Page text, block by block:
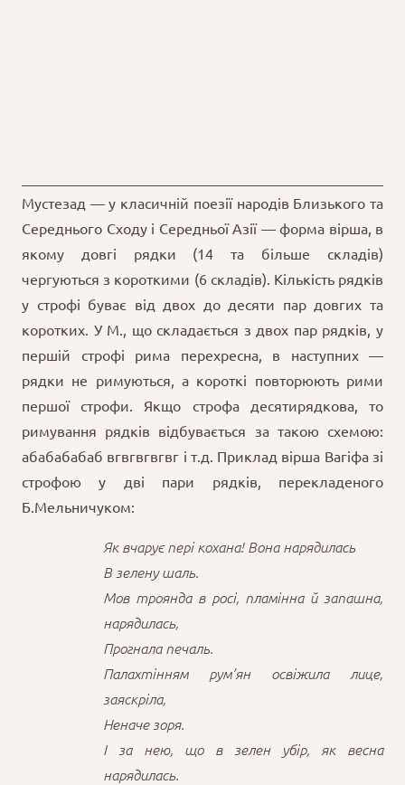
Мустезад — у класичній поезії народів Близького та
Середнього Сходу і Середньої Азії — форма вірша, в
якому довгі рядки (14 та більше складів)
чергуються з короткими (6 складів). Кількість рядків
у строфі буває від двох до десяти пар довгих та
коротких. У М., що складається з двох пар рядків, у
першій строфі рима перехресна, в наступних —
рядки не римуються, а короткі повторюють рими
першої строфи. Якщо строфа десятирядкова, то
римування рядків відбувається за такою схемою:
абабабабаб вгвгвгвгвг і т.д. Приклад вірша Вагіфа зі
строфою у дві пари рядків, перекладеного
Б.Мельничуком:
Як вчарує пері кохана! Вона нарядилась
В зелену шаль.
Мов троянда в росі, пламінна й запашна,
нарядилась,
Прогнала печаль.
Палахтінням рум’ян освіжила лице,
заяскріла,
Неначе зоря.
І за нею, що в зелен убір, як весна
нарядилась.